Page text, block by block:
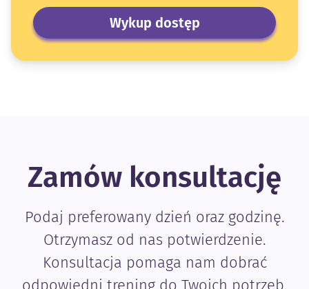
Wykup dostęp
Zamów konsultację
Podaj preferowany dzień oraz godzinę.
Otrzymasz od nas potwierdzenie.
Konsultacja pomaga nam dobrać
odpowiedni trening do Twoich potrzeb.